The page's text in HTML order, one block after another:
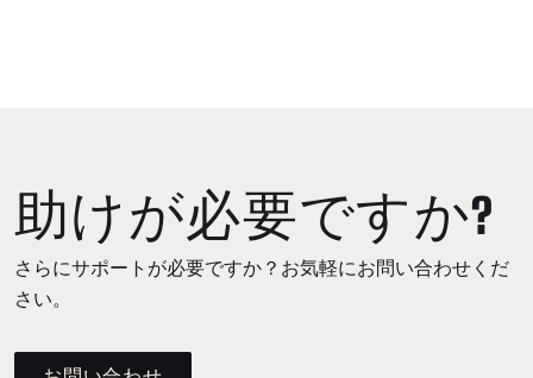
助けが必要ですか?
さらにサポートが必要ですか？お気軽にお問い合わせくだ
さい。